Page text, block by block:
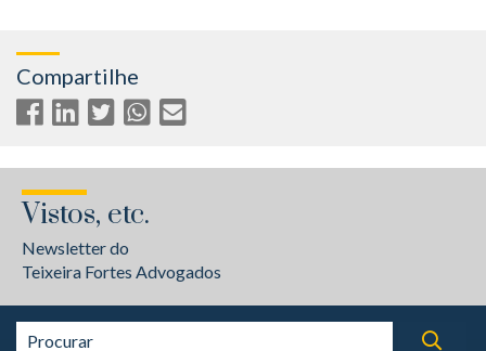
Compartilhe
Vistos, etc.
Newsletter do
Teixeira Fortes Advogados